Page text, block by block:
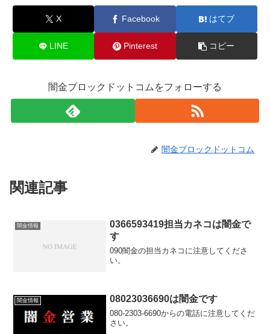
X Facebook はてブ
LINE Pinterest コピー
闇金ブロックドットコムをフォローする
闇金ブロックドットコム
関連記事
闇金情報
0366593419担当カネコは闇金で
す
090闇金の担当カネコに注意してくださ
い。
闇金情報 08023036690は闇金です
080-2303-6690からの電話に注意してくだ
さい。